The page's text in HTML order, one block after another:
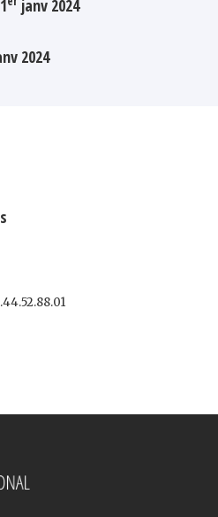
janv 2024
2024